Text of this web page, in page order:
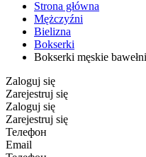
Strona główna
Mężczyźni
Bielizna
Bokserki
Bokserki męskie
Zaloguj się
Zarejestruj się
Zaloguj się
Zarejestruj się
Телефон
Email